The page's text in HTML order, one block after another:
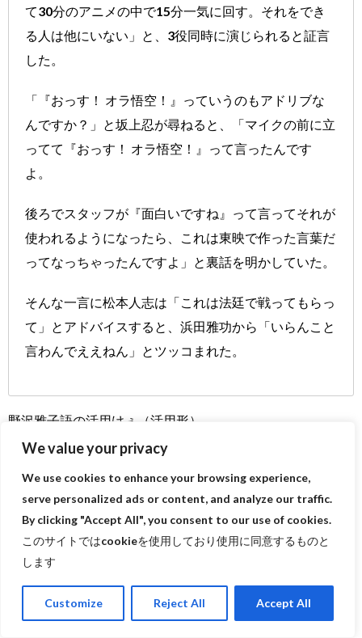
We value your privacy
We use cookies to enhance your browsing experience,
serve personalized ads or content, and analyze our traffic.
By clicking "Accept All", you consent to our use of cookies.
このサイトではcookieを使用しており使用に同意するものと
します
Customize Reject All Accept All
て30分のアニメの中で15分一気に回す。それをでき
る人は他にいない」と、3役同時に演じられると証言
した。
「『おっす！ オラ悟空！』っていうのもアドリブな
んですか？」と坂上忍が尋ねると、「マイクの前に立
ってて『おっす！ オラ悟空！』って言ったんです
よ。
後ろでスタッフが『面白いですね』って言ってそれが
使われるようになったら、これは東映で作った言葉だ
ってなっちゃったんですよ」と裏話を明かしていた。
そんな一言に松本人志は「これは法廷で戦ってもらっ
て」とアドバイスすると、浜田雅功から「いらんこと
言わんでええねん」とツッコまれた。
野沢雅子語の活用けぇ（活用形）
おらも普段づけぇ（使い）で真似してぇなと思って、デス
もともとがべらんめぇ口調だから、日本語に詳しい人は普
通に知ってるかも知れねぇけんど、野沢けぇのルールをせ
（ちなみに、この規則せぇがわかったら、めぇにち（毎